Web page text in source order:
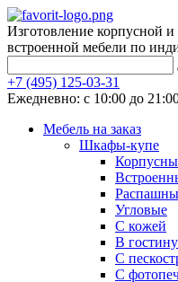
Изготовление корпусной и
встроенной мебели по
+7 (495) 125-03-31
Ежедневно: с 10:00 до
Мебель на заказ
Шкафы-купе
Угловые
С кожей
В
С
С